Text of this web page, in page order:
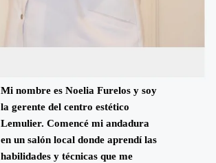
Mi nombre es Noelia Furelos y soy
la gerente del centro estético
Lemulier. Comencé mi andadura
en un salón local donde aprendí las
habilidades y técnicas que me